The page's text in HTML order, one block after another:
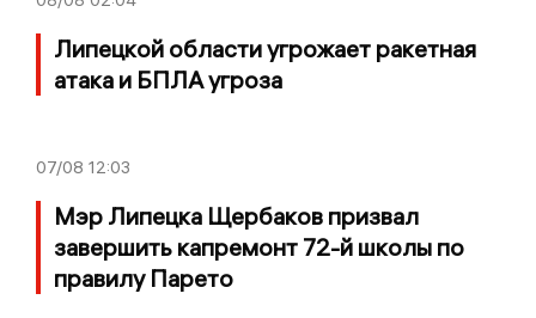
Липецкой области угрожает ракетная
атака и БПЛА угроза
07/08 12:03
Мэр Липецка Щербаков призвал
завершить капремонт 72-й школы по
правилу Парето